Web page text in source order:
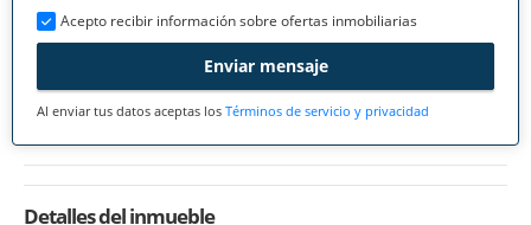
Acepto recibir información sobre ofertas inmobiliarias
Enviar mensaje
Al enviar tus datos aceptas los Términos de servicio y privacidad
Detalles del inmueble